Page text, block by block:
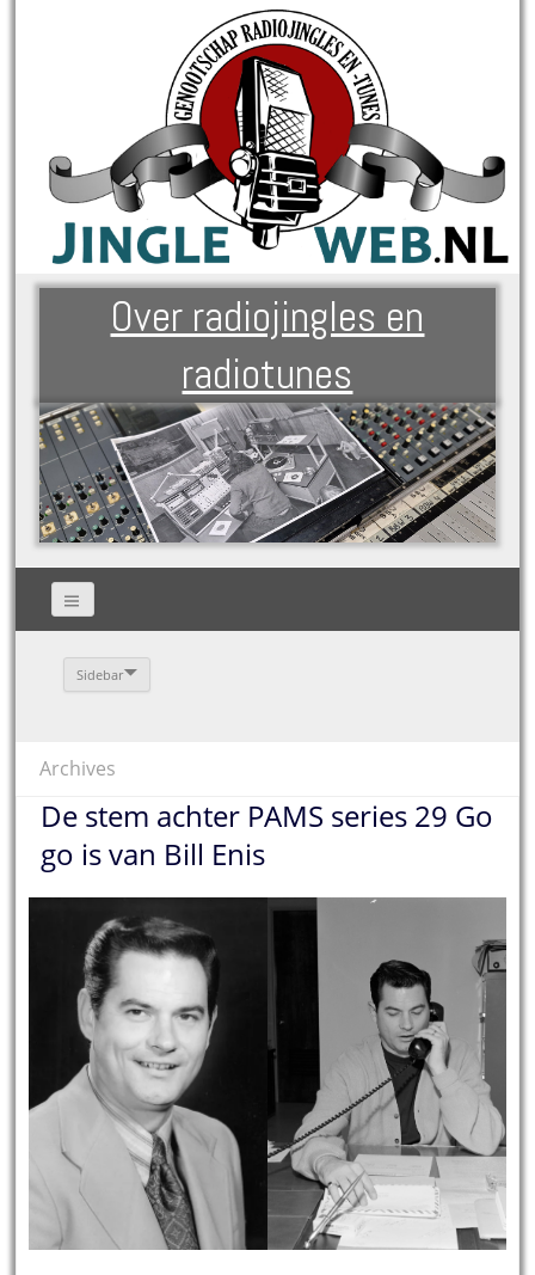
Over radiojingles en
radiotunes
Sidebar
Archives
De stem achter PAMS series 29 Go
go is van Bill Enis